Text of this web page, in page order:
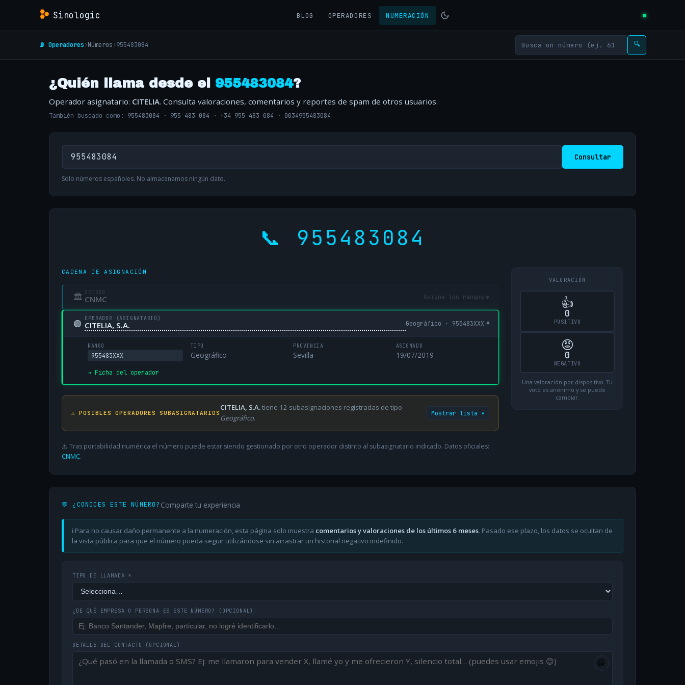
Sinologic BLOG OPERADORES NUMERACIÓN
📡 Operadores›Números›955483084 🔍
¿Quién llama desde el 955483084?
Operador asignatario: CITELIA. Consulta valoraciones, comentarios y reportes de spam de otros usuarios.
También buscado como: 955483084 · 955 483 084 · +34 955 483 084 · 0034955483084
Consultar
Solo números españoles. No almacenamos ningún dato.
📞 955483084
CADENA DE ASIGNACIÓN
🏛 ORIGEN
CNMC Asigna los rangos ▾
🟢 OPERADOR (ASIGNATARIO)
CITELIA, S.A. Geográfico · 955483XXX ▾
RANGO
955483XXX
TIPO
Geográfico
PROVINCIA
Sevilla
ASIGNADO
19/07/2019
→ Ficha del operador
⚠️ POSIBLES OPERADORES SUBASIGNATARIOS
CITELIA, S.A.tiene 12 subasignaciones registradas de tipo
Geográfico.
Mostrar lista ▾
⚠️ Tras portabilidad numérica el número puede estar siendo gestionado por otro operador distinto al subasignatario indicado. Datos oficiales:
CNMC.
VALORACIÓN
👍
0
POSITIVO
😡
0
NEGATIVO
Una valoración por dispositivo. Tu
voto es anónimo y se puede
cambiar.
💬 ¿CONOCES ESTE NÚMERO? Comparte tu experiencia
ℹ️ Para no causar daño permanente a la numeración, esta página solo muestra comentarios y valoraciones de los últimos 6 meses. Pasado ese plazo, los datos se ocultan de
la vista pública para que el número pueda seguir utilizándose sin arrastrar un historial negativo indefinido.
TIPO DE LLAMADA *
¿DE QUÉ EMPRESA O PERSONA ES ESTE NÚMERO? (OPCIONAL)
DETALLE DEL CONTACTO (OPCIONAL)
😀